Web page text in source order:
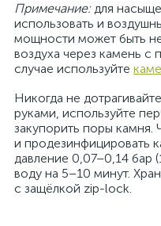
Примечание:для
использовать и
мощности может быть
воздуха через камень
случае используйте
Никогда не
руками, используйте
закупорить поры камня.
и продезинфицировать
давление 0,07–0,14 бар
воду на 5–10 минут.
с защёлкой zip-lock.